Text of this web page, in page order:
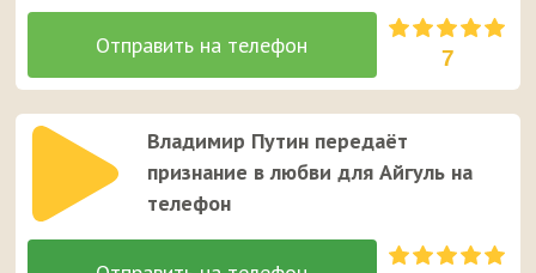
7
Владимир Путин передаёт
признание в любви для Айгуль на
телефон